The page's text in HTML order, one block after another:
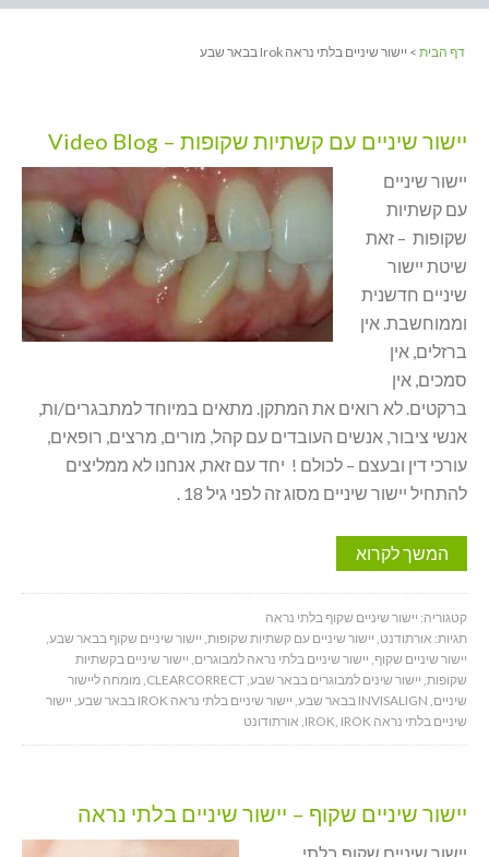
דף הבית > יישור שיניים בלתי נראה Irok בבאר שבע
יישור שיניים עם קשתיות שקופות – Video Blog
יישור שיניים
עם קשתיות
שקופות – זאת
שיטת יישור
שיניים חדשנית
וממוחשבת. אין
ברזלים, אין
סמכים, אין
ברקטים. לא רואים את המתקן. מתאים במיוחד למתבגרים/ות,
אנשי ציבור, אנשים העובדים עם קהל, מורים, מרצים, רופאים,
עורכי דין ובעצם – לכולם ! יחד עם זאת, אנחנו לא ממליצים
להתחיל יישור שיניים מסוג זה לפני גיל 18 .
המשך לקרוא
קטגוריה: יישור שיניים שקוף בלתי נראה
תגיות: אורתודנט, יישור שיניים עם קשתיות שקופות, יישור שיניים שקוף בבאר שבע,
יישור שיניים שקוף, יישור שיניים בלתי נראה למבוגרים, יישור שיניים בקשתיות
שקופות, יישור שינים למבוגרים בבאר שבע,
CLEARCORRECT
,מומחה ליישור
שיניים, INVISALIGN בבאר שבע , יישור שיניים בלתי נראה IROK בבאר שבע , יישור
שיניים בלתי נראה IROK
, IROK
, אורתודונט
יישור שיניים שקוף – יישור שיניים בלתי נראה